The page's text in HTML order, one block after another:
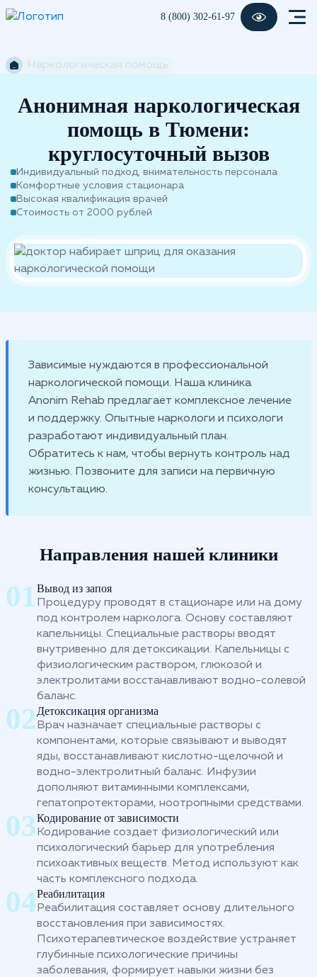
8 (800) 302-61-97
Анонимная наркологическая
помощь в Тюмени:
круглосуточный вызов
Индивидуальный подход, внимательность персонала
Комфортные условия стационара
Высокая квалификация врачей
Стоимость от 2000 рублей
Зависимые нуждаются в профессиональной
наркологической помощи. Наша клиника
Anonim Rehab предлагает комплексное лечение
и поддержку. Опытные наркологи и психологи
разработают индивидуальный план.
Обратитесь к нам, чтобы вернуть контроль над
жизнью. Позвоните для записи на первичную
консультацию.
Направления нашей клиники
Вывод из запоя
Процедуру проводят в стационаре или на дому
под контролем нарколога. Основу составляют
капельницы. Специальные растворы вводят
внутривенно для детоксикации. Капельницы с
физиологическим раствором, глюкозой и
электролитами восстанавливают водно-солевой
баланс.
Детоксикация организма
Врач назначает специальные растворы с
компонентами, которые связывают и выводят
яды, восстанавливают кислотно-щелочной и
водно-электролитный баланс. Инфузии
дополняют витаминными комплексами,
гепатопротекторами, ноотропными средствами.
Кодирование от зависимости
Кодирование создает физиологический или
психологический барьер для употребления
психоактивных веществ. Метод используют как
часть комплексного подхода.
Реабилитация
Реабилитация составляет основу длительного
восстановления при зависимостях.
Психотерапевтическое воздействие устраняет
глубинные психологические причины
заболевания, формирует навыки жизни без